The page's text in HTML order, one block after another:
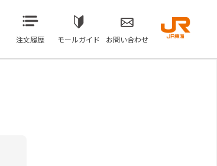
注文履歴 モールガイド お問い合わせ